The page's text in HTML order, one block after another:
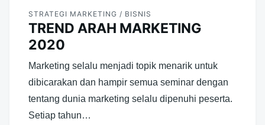
STRATEGI MARKETING / BISNIS
TREND ARAH MARKETING
2020
Marketing selalu menjadi topik menarik untuk
dibicarakan dan hampir semua seminar dengan
tentang dunia marketing selalu dipenuhi peserta.
Setiap tahun…